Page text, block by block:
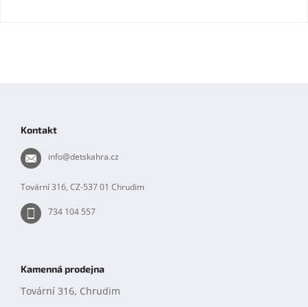
Kontakt
info@detskahra.cz
Tovární 316, CZ-537 01 Chrudim
734 104 557
Kamenná prodejna
Tovární 316, Chrudim